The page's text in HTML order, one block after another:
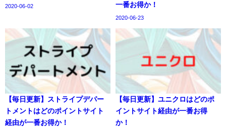
2020-06-02
一番お得か！
2020-06-23
【毎日更新】ストライプデパー
トメントはどのポイントサイト
経由が一番お得か！
【毎日更新】ユニクロはどのポ
イントサイト経由が一番お得
か！